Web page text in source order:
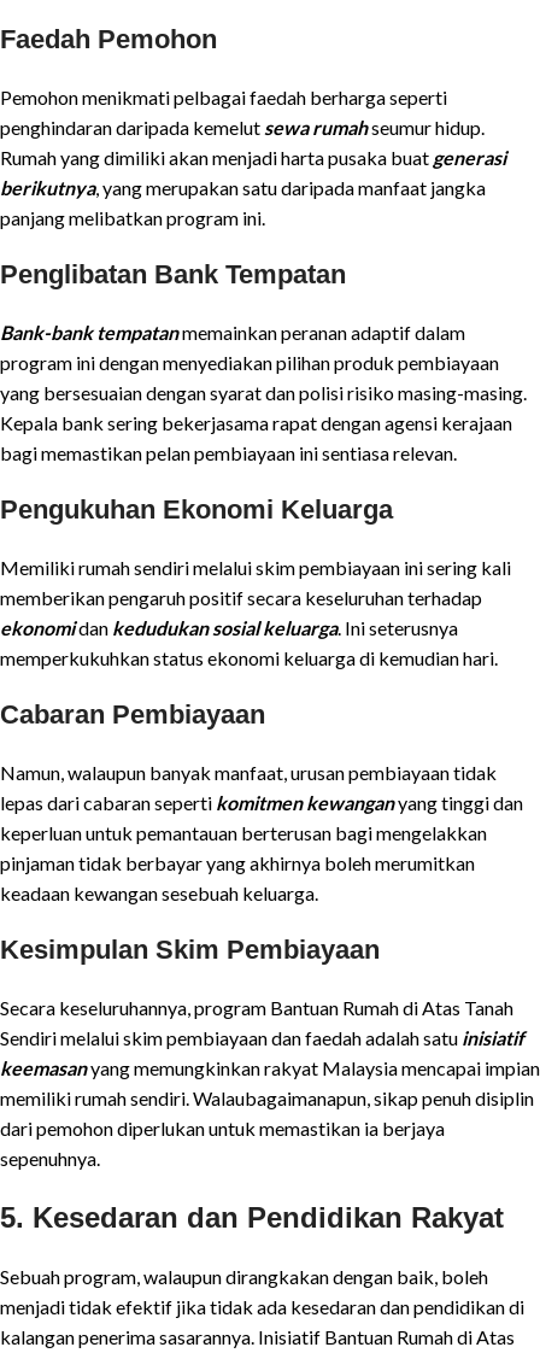
Faedah Pemohon
Pemohon menikmati pelbagai faedah berharga seperti
penghindaran daripada kemelut sewa rumahseumur hidup.
Rumah yang dimiliki akan menjadi harta pusaka buat generasi
berikutnya, yang merupakan satu daripada manfaat jangka
panjang melibatkan program ini.
Penglibatan Bank Tempatan
Bank-bank tempatanmemainkan peranan adaptif dalam
program ini dengan menyediakan pilihan produk pembiayaan
yang bersesuaian dengan syarat dan polisi risiko masing-masing.
Kepala bank sering bekerjasama rapat dengan agensi kerajaan
bagi memastikan pelan pembiayaan ini sentiasa relevan.
Pengukuhan Ekonomi Keluarga
Memiliki rumah sendiri melalui skim pembiayaan ini sering kali
memberikan pengaruh positif secara keseluruhan terhadap
ekonomidan kedudukan sosial keluarga. Ini seterusnya
memperkukuhkan status ekonomi keluarga di kemudian hari.
Cabaran Pembiayaan
Namun, walaupun banyak manfaat, urusan pembiayaan tidak
lepas dari cabaran seperti komitmen kewanganyang tinggi dan
keperluan untuk pemantauan berterusan bagi mengelakkan
pinjaman tidak berbayar yang akhirnya boleh merumitkan
keadaan kewangan sesebuah keluarga.
Kesimpulan Skim Pembiayaan
Secara keseluruhannya, program Bantuan Rumah di Atas Tanah
Sendiri melalui skim pembiayaan dan faedah adalah satu inisiatif
keemasanyang memungkinkan rakyat Malaysia mencapai impian
memiliki rumah sendiri. Walaubagaimanapun, sikap penuh disiplin
dari pemohon diperlukan untuk memastikan ia berjaya
sepenuhnya.
5. Kesedaran dan Pendidikan Rakyat
Sebuah program, walaupun dirangkakan dengan baik, boleh
menjadi tidak efektif jika tidak ada kesedaran dan pendidikan di
kalangan penerima sasarannya. Inisiatif Bantuan Rumah di Atas